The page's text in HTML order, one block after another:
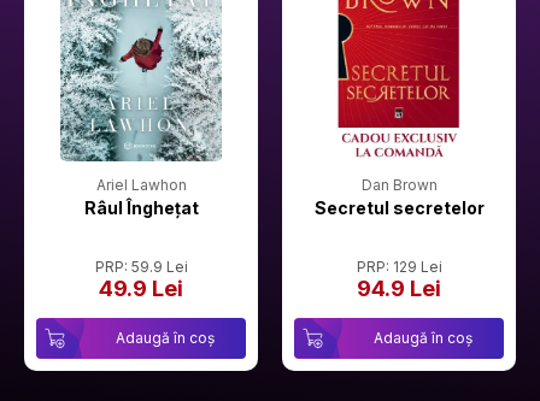
Ariel Lawhon
Râul Înghețat
PRP: 59.9 Lei
49.9 Lei
Adaugă în coș
Dan Brown
Secretul secretelor
PRP: 129 Lei
94.9 Lei
Adaugă în coș